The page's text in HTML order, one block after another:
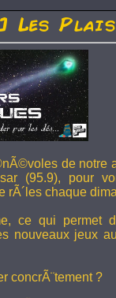
de notre
(95.9), pour
chaque
ce qui permet
nouveaux jeux
concrÃ¨tement ?